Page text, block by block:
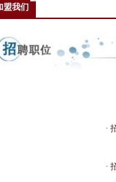
盟我们
·
·